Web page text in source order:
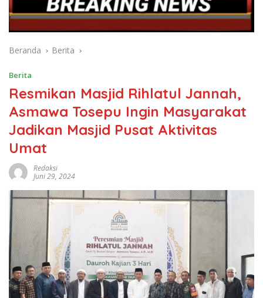
Beranda Berita
Berita
Resmikan Masjid Rihlatul Jannah,
Asmawa Tosepu Ingin Masyarakat
Jadikan Masjid Pusat Aktivitas
Umat
Redaksi
Juni 29, 2024